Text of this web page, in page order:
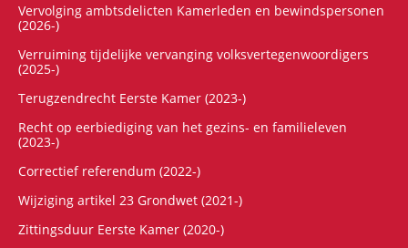
Vervolging ambtsdelicten Kamerleden en bewindspersonen
(2026-)
Verruiming tijdelijke vervanging volksvertegenwoordigers
(2025-)
Terugzendrecht Eerste Kamer (2023-)
Recht op eerbiediging van het gezins- en familieleven
(2023-)
Correctief referendum (2022-)
Wijziging artikel 23 Grondwet (2021-)
Zittingsduur Eerste Kamer (2020-)